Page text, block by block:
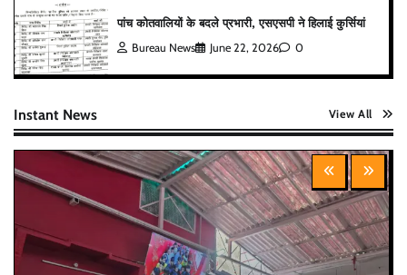
पांच कोतवालियों के बदले प्रभारी, एसएसपी ने हिलाई कुर्सियां
Bureau News June 22, 2026 0
Instant News View All